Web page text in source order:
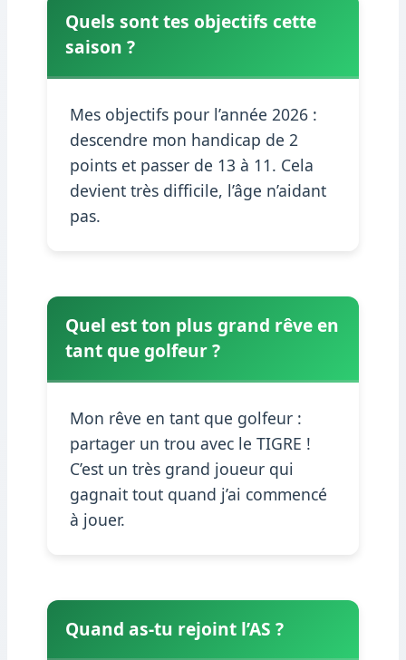
Quels sont tes objectifs cette
saison ?
Mes objectifs pour l’année 2026 :
descendre mon handicap de 2
points et passer de 13 à 11. Cela
devient très difficile, l’âge n’aidant
pas.
Quel est ton plus grand rêve en
tant que golfeur ?
Mon rêve en tant que golfeur :
partager un trou avec le TIGRE !
C’est un très grand joueur qui
gagnait tout quand j’ai commencé
à jouer.
Quand as-tu rejoint l’AS ?